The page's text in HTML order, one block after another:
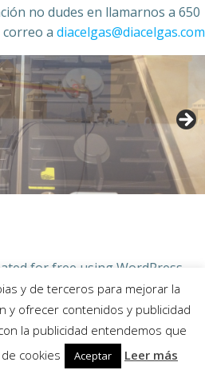
no dudes en llamarnos a 650
a diacelgas@diacelgas.com
for free using WordPress
Colibri
y de terceros para mejorar la
y ofrecer contenidos y publicidad
la publicidad entendemos que
cookies
Aceptar Leer más